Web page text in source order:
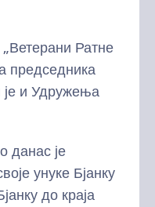
„Ветерани Ратне
председника
и Удружења
данас је
унуке Бјанку
до краја